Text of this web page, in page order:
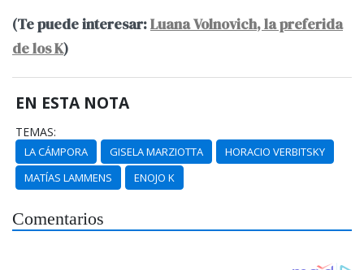
(Te puede interesar:Luana Volnovich, la preferida
de los K)
EN ESTA NOTA
TEMAS:
LA CÁMPORA GISELA MARZIOTTA
HORACIO VERBITSKY
MATÍAS LAMMENS
ENOJO K
Comentarios